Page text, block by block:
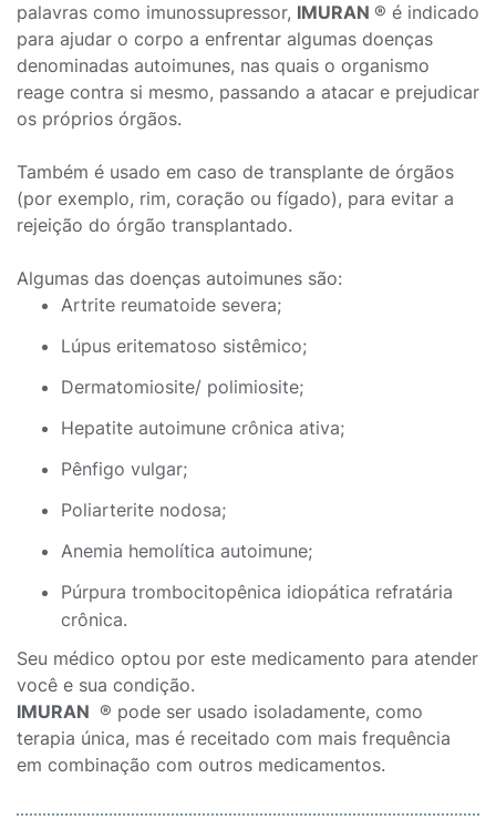
palavras como imunossupressor, IMURAN ® é indicado
para ajudar o corpo a enfrentar algumas doenças
denominadas autoimunes, nas quais o organismo
reage contra si mesmo, passando a atacar e prejudicar
os próprios órgãos.
Também é usado em caso de transplante de órgãos
(por exemplo, rim, coração ou fígado), para evitar a
rejeição do órgão transplantado.
Algumas das doenças autoimunes são:
Artrite reumatoide severa;
Lúpus eritematoso sistêmico;
Dermatomiosite/ polimiosite;
Hepatite autoimune crônica ativa;
Pênfigo vulgar;
Poliarterite nodosa;
Anemia hemolítica autoimune;
Púrpura trombocitopênica idiopática refratária
crônica.
Seu médico optou por este medicamento para atender
você e sua condição.
IMURAN ® pode ser usado isoladamente, como
terapia única, mas é receitado com mais frequência
em combinação com outros medicamentos.